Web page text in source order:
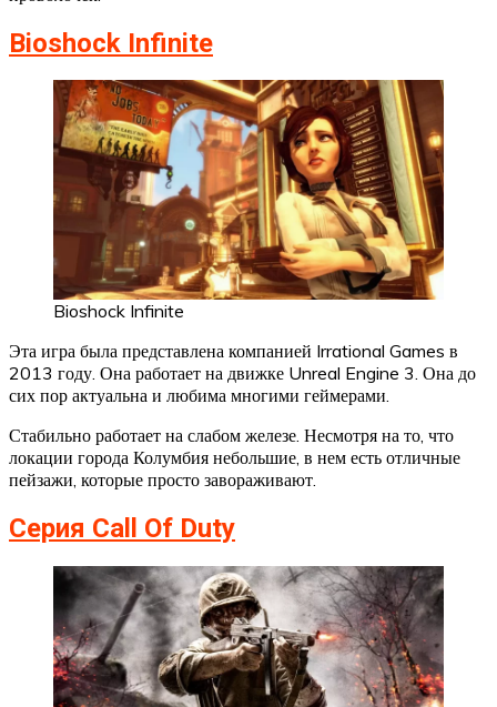
Bioshock Infinite
Bioshock Infinite
Эта игра была представлена компанией Irrational Games в
2013 году. Она работает на движке Unreal Engine 3. Она до
сих пор актуальна и любима многими геймерами.
Стабильно работает на слабом железе. Несмотря на то, что
локации города Колумбия небольшие, в нем есть отличные
пейзажи, которые просто завораживают.
Серия Call Of Duty